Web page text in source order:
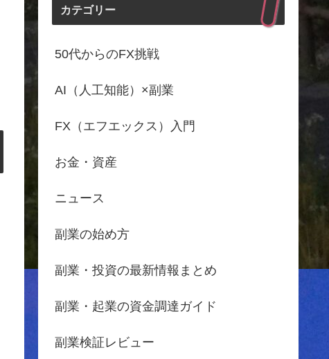
カテゴリー
50代からのFX挑戦
AI（人工知能）×副業
FX（エフエックス）入門
お金・資産
ニュース
副業の始め方
副業・投資の最新情報まとめ
副業・起業の資金調達ガイド
副業検証レビュー